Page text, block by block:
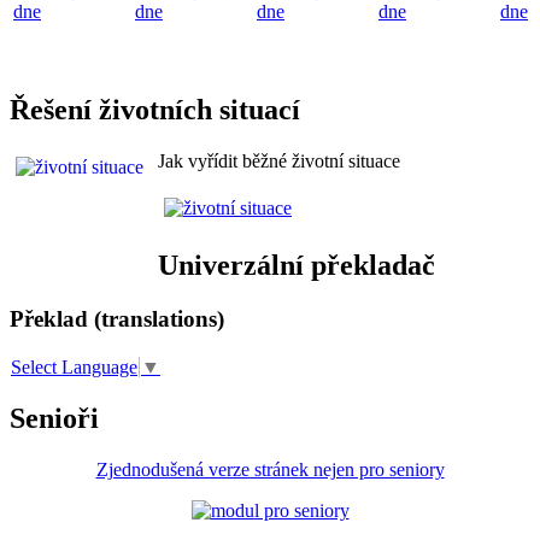
dne
dne
dne
dne
dne
Řešení životních situací
Jak vyřídit běžné životní situace
Univerzální překladač
Překlad (translations)
Select Language ▼
Senioři
Zjednodušená verze stránek nejen pro seniory